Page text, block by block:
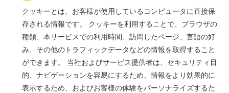
クッキーとは、お客様が使用しているコンピュータに直接保
存される情報です。 クッキーを利用することで、ブラウザの
種類、本サービスでの利用時間、訪問したページ、言語の好
み、その他のトラフィックデータなどの情報を取得すること
ができます。 当社およびサービス提供者は、セキュリティ目
的、ナビゲーションを容易にするため、情報をより効果的に
表示するため、およびお客様の体験をパーソナライズするた